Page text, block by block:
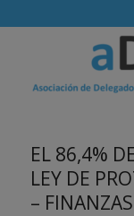
EL 86,4%
LEY DE
–